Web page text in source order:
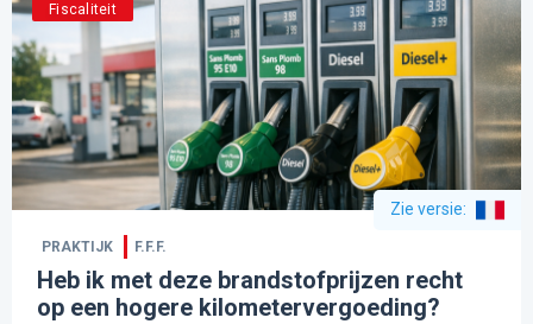
Fiscaliteit
Zie versie:
PRAKTIJK F.F.F.
Heb ik met deze brandstofprijzen recht
op een hogere kilometervergoeding?